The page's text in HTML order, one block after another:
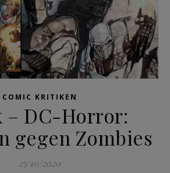
COMIC KRITIKEN
DC-Horror:
gegen Zombies
25/10/2020